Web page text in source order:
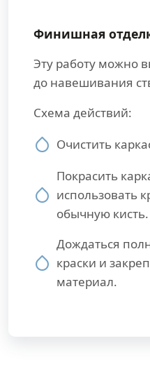
Финишная
Эту работу можно
до навешивания
Схема действий:
Очистить
Покрасить
использовать
обычную кисть.
Дождаться
краски и
материал.